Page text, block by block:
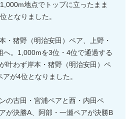
地点でトップに立ったまま
となりました。
・猪野（明治安田）ペア、上野・
へ。1,000mを3位・4位で通過する
叶わず岸本・猪野（明治安田）ペ
が4位となりました。
の古田・宮浦ペアと西・内田ペ
が決勝A、阿部・一瀬ペアが決勝B